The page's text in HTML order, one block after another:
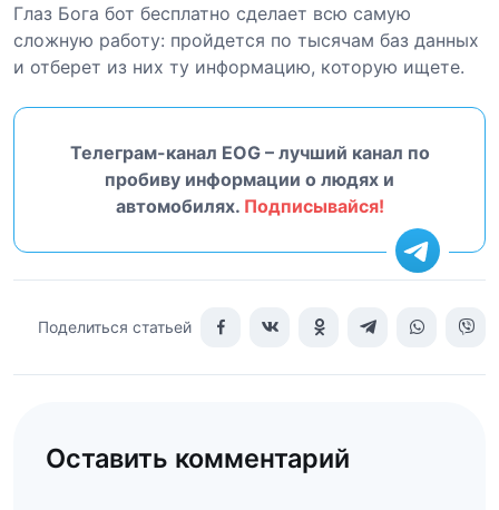
Глаз Бога бот бесплатно сделает всю самую
сложную работу: пройдется по тысячам баз данных
и отберет из них ту информацию, которую ищете.
Телеграм-канал EOG – лучший канал по
пробиву информации о людях и
автомобилях. Подписывайся!
Поделиться статьей
Оставить комментарий